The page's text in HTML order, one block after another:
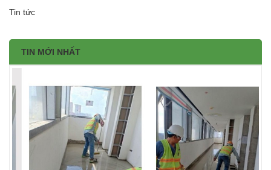
Tin tức
TIN MỚI NHẤT